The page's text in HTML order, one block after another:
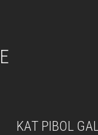
KAT PIBOL